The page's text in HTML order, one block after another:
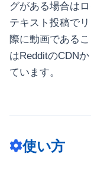
グがある場合は
テキスト投稿で
際に動画である
はRedditのCDN
ています。
使い方